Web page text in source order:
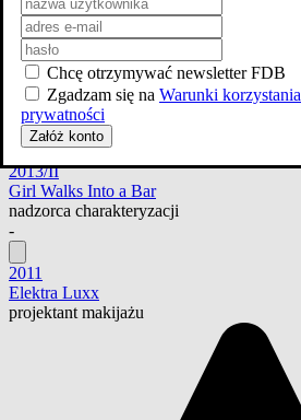
2022
Two Scoops
główny charakteryzator
2013/II
Girl Walks Into a Bar
nadzorca charakteryzacji
-
2011
Elektra Luxx
projektant makijażu
Chcę otrzymywać newsletter FDB
Zgadzam się na Warunki korzystania
prywatności
Załóż konto